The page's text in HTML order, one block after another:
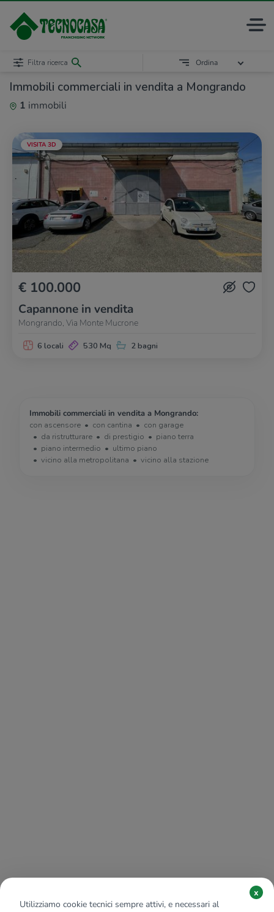
Immobili commerciali in vendita a Mongrando
1 immobili
Filtra ricerca Ordina
VISITA 3D
€ 100.000
Capannone in vendita
Mongrando, Via Monte Mucrone
6 locali 530 Mq 2 bagni
Immobili commerciali in vendita a Mongrando:
con ascensore
con cantina
con garage
da ristrutturare
di prestigio
piano terra
piano intermedio
ultimo piano
vicino alla metropolitana
vicino alla stazione
Utilizziamo cookie tecnici sempre attivi, e necessari al
x